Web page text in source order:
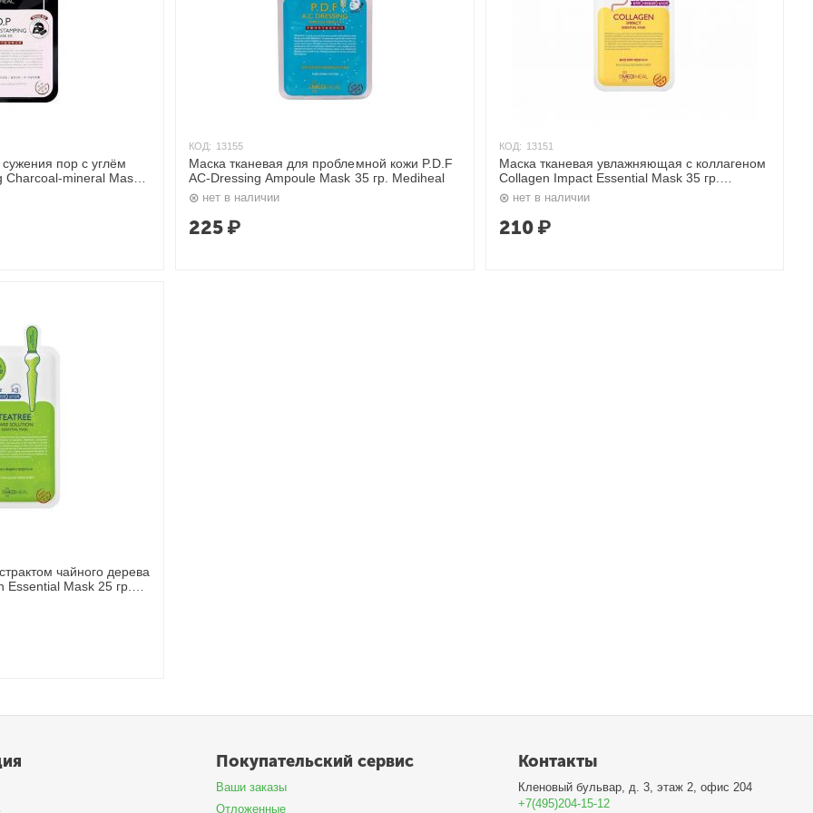
пор с углём
mineral Mask
КОД: 13155
Маска тканевая для проблемной кожи P.D.F
AC-Dressing Ampoule Mask 35 гр. Mediheal
нет в наличии
225 ₽
КОД: 13151
Маска тканевая увлажняющая с коллагеном
Collagen Impact Essential Mask 35 гр.
Mediheal
нет в наличии
210 ₽
чайного дерева
Essential Mask 25 гр.
Покупательский сервис
Ваши заказы
Отложенные
Контакты
Кленовый бульвар, д. 3, этаж 2, офис 204
+7(495)204-15-12